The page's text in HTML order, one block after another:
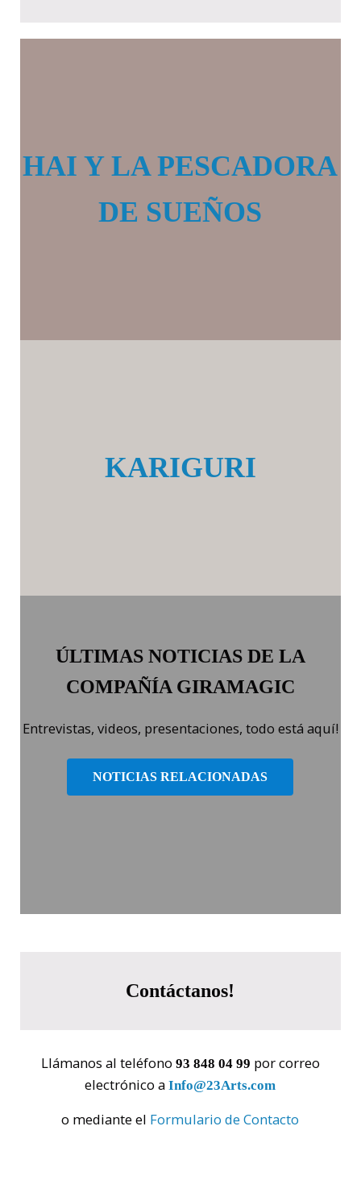
HAI Y LA PESCADORA
DE SUEÑOS
KARIGURI
ÚLTIMAS NOTICIAS DE LA
COMPAÑÍA GIRAMAGIC
Entrevistas, videos, presentaciones, todo está aquí!
NOTICIAS RELACIONADAS
Contáctanos!
Llámanos al teléfono 93 848 04 99 por correo
electrónico aInfo@23Arts.com
o mediante el Formulario de Contacto